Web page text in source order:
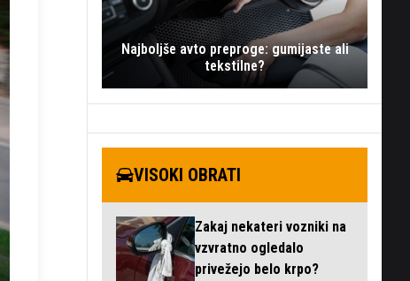
Najboljše avto preproge: gumijaste ali
tekstilne?
VISOKI OBRATI
Zakaj nekateri vozniki na
vzvratno ogledalo
privežejo belo krpo?